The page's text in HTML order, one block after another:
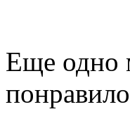
Еще одно